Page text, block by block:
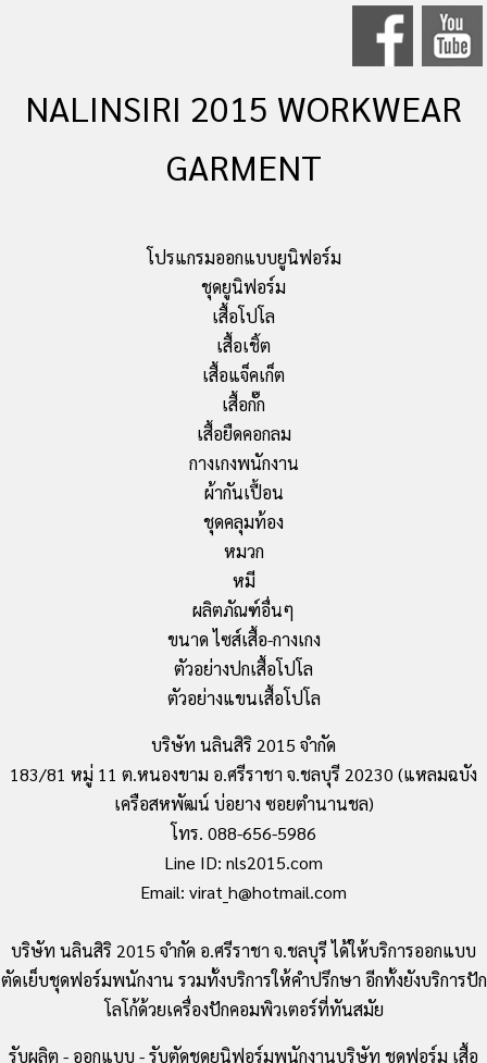
NALINSIRI 2015 WORKWEAR
GARMENT
โปรแกรมออกแบบยูนิฟอร์ม
ชุดยูนิฟอร์ม
เสื้อโปโล
เสื้อเชิ้ต
เสื้อแจ็คเก็ต
เสื้อกั๊ก
เสื้อยืดคอกลม
กางเกงพนักงาน
ผ้ากันเปื้อน
ชุดคลุมท้อง
หมวก
หมี
ผลิตภัณฑ์อื่นๆ
ขนาด ไซส์เสื้อ-กางเกง
ตัวอย่างปกเสื้อโปโล
ตัวอย่างแขนเสื้อโปโล
บริษัท นลินสิริ 2015 จำกัด
183/81 หมู่ 11 ต.หนองขาม อ.ศรีราชา จ.ชลบุรี 20230 (แหลมฉบัง
เครือสหพัฒน์ บ่อยาง ซอยตำนานชล)
โทร. 088-656-5986
Line ID: nls2015.com
Email: virat_h@hotmail.com
บริษัท นลินสิริ 2015 จำกัด อ.ศรีราชา จ.ชลบุรี ได้ให้บริการออกแบบ
ตัดเย็บชุดฟอร์มพนักงาน รวมทั้งบริการให้คำปรึกษา อีกทั้งยังบริการปัก
โลโก้ด้วยเครื่องปักคอมพิวเตอร์ที่ทันสมัย
รับผลิต - ออกแบบ - รับตัดชุุดยูนิฟอร์มพนักงานบริษัท ชุดฟอร์ม เสื้อ